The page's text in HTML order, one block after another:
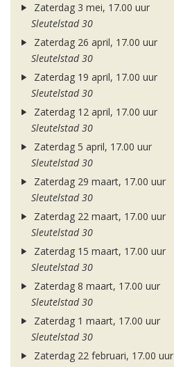
Zaterdag 3 mei, 17.00 uur
Sleutelstad 30
Zaterdag 26 april, 17.00 uur
Sleutelstad 30
Zaterdag 19 april, 17.00 uur
Sleutelstad 30
Zaterdag 12 april, 17.00 uur
Sleutelstad 30
Zaterdag 5 april, 17.00 uur
Sleutelstad 30
Zaterdag 29 maart, 17.00 uur
Sleutelstad 30
Zaterdag 22 maart, 17.00 uur
Sleutelstad 30
Zaterdag 15 maart, 17.00 uur
Sleutelstad 30
Zaterdag 8 maart, 17.00 uur
Sleutelstad 30
Zaterdag 1 maart, 17.00 uur
Sleutelstad 30
Zaterdag 22 februari, 17.00 uur